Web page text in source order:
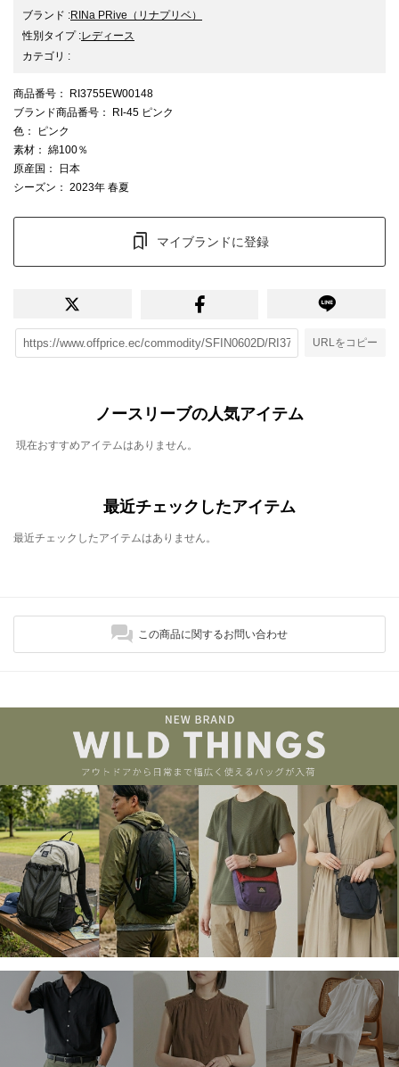
ブランド :RINa PRive （リナプリベ）
性別タイプ:レディース
カテゴリ :
商品番号 ： RI3755EW00148
ブランド商品番号 ： RI-45 ピンク
色 ： ピンク
素材 ： 綿100％
原産国 ： 日本
シーズン ： 2023年 春夏
マイブランドに登録
URLをコピー
ノースリーブの人気アイテム
現在おすすめアイテムはありません。
最近チェックしたアイテム
最近チェックしたアイテムはありません。
この商品に関するお問い合わせ